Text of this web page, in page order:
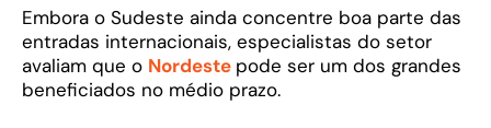
Embora o Sudeste ainda concentre boa parte das
entradas internacionais, especialistas do setor
avaliam que o Nordeste pode ser um dos grandes
beneficiados no médio prazo.